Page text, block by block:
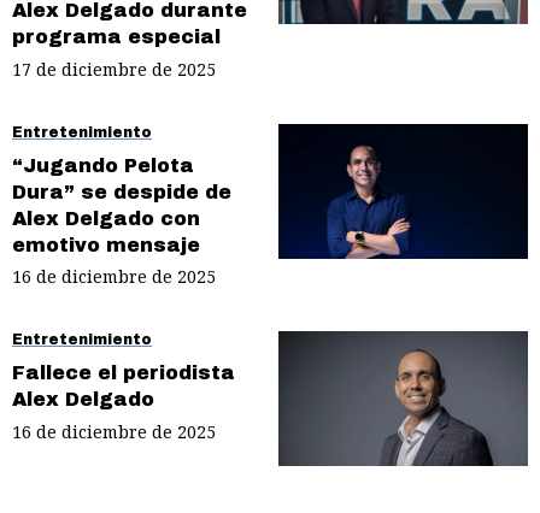
Alex Delgado durante
programa especial
17 de diciembre de 2025
Entretenimiento
“Jugando Pelota
Dura” se despide de
Alex Delgado con
emotivo mensaje
16 de diciembre de 2025
Entretenimiento
Fallece el periodista
Alex Delgado
16 de diciembre de 2025